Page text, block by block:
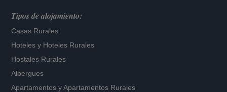
Tipos de alojamiento:
Casas Rurales
Hoteles y Hoteles Rurales
Hostales Rurales
Albergues
Apartamentos yApartamentos Rurales